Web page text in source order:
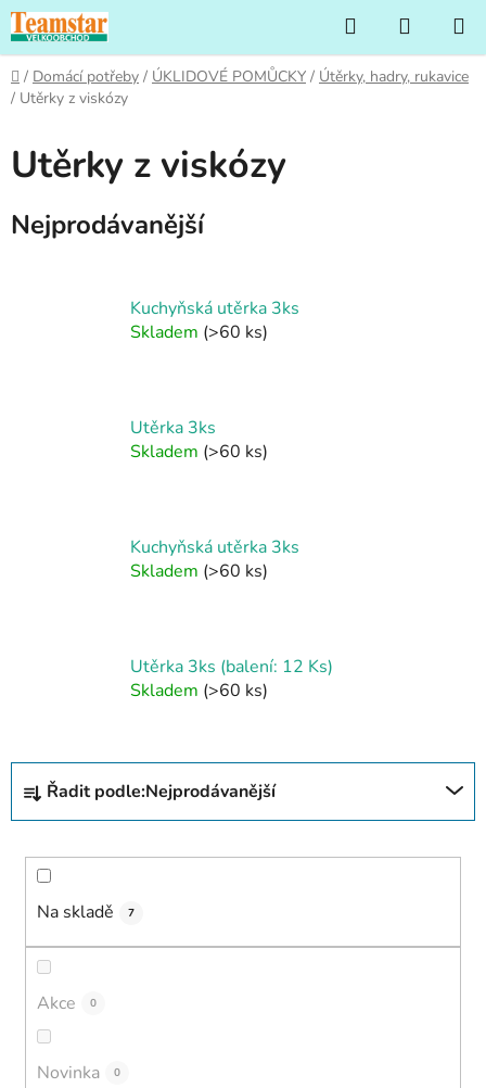
Přejít
na
obsah
Hledat
KOŠÍK
Domů
/ Domácí potřeby / ÚKLIDOVÉ POMŮCKY / Útěrky, hadry, rukavice
/ Utěrky z viskózy
Utěrky z viskózy
Nejprodávanější
Kuchyňská utěrka 3ks
Skladem (>60 ks)
Utěrka 3ks
Skladem (>60 ks)
Kuchyňská utěrka 3ks
Skladem (>60 ks)
Utěrka 3ks (balení: 12 Ks)
Skladem (>60 ks)
Ř
z
Řadit podle:Nejprodávanější
Na skladě 7
Akce 0
Novinka 0